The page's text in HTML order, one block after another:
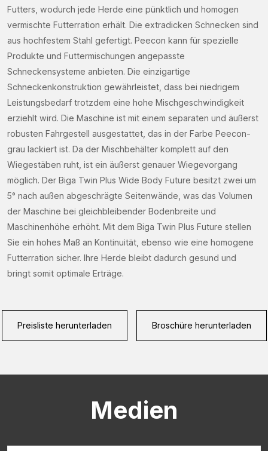
Futters, wodurch jede Herde eine pünktlich und homogen
vermischte Futterration erhält. Die extradicken Schnecken sind
aus hochfestem Stahl gefertigt. Peecon kann für spezielle
Produkte und Futtermischungen angepasste
Schneckensysteme anbieten. Die einzigartige
Schneckenkonstruktion gewährleistet, dass bei niedrigem
Leistungsbedarf trotzdem eine hohe Mischgeschwindigkeit
erziehlt wird. Die Maschine ist mit einem separaten und äußerst
robusten Fahrgestell ausgestattet, das in der Farbe Peecon-
grau lackiert ist. Da der Mischbehälter komplett auf den
Wiegestäben ruht, ist ein äußerst genauer Wiegevorgang
möglich. Der Biga Twin Plus Wide Body Future besitzt zwei um
5° nach außen abgeschrägte Seitenwände, was das Volumen
der Maschine bei gleichbleibender Bodenbreite und
Maschinenhöhe erhöht. Mit dem Biga Twin Plus Future stellen
Sie ein hohes Maß an Kontinuität, ebenso wie eine homogene
Futterration sicher. Ihre Herde bleibt dadurch gesund und
bringt somit optimale Erträge.
Preisliste herunterladen Broschüre herunterladen
Medien